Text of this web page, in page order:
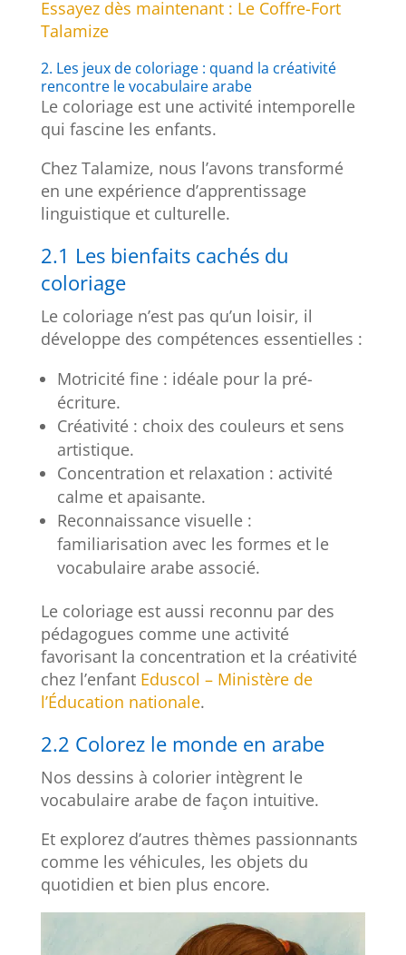
Essayez dès maintenant : Le Coffre-Fort
Talamize
2. Les jeux de coloriage : quand la créativité
rencontre le vocabulaire arabe
Le coloriage est une activité intemporelle
qui fascine les enfants.
Chez Talamize, nous l’avons transformé
en une expérience d’apprentissage
linguistique et culturelle.
2.1 Les bienfaits cachés du
coloriage
Le coloriage n’est pas qu’un loisir, il
développe des compétences essentielles :
Motricité fine : idéale pour la pré-
écriture.
Créativité : choix des couleurs et sens
artistique.
Concentration et relaxation : activité
calme et apaisante.
Reconnaissance visuelle :
familiarisation avec les formes et le
vocabulaire arabe associé.
Le coloriage est aussi reconnu par des
pédagogues comme une activité
favorisant la concentration et la créativité
chez l’enfant Eduscol – Ministère de
l’Éducation nationale.
2.2 Colorez le monde en arabe
Nos dessins à colorier intègrent le
vocabulaire arabe de façon intuitive.
Et explorez d’autres thèmes passionnants
comme les véhicules, les objets du
quotidien et bien plus encore.